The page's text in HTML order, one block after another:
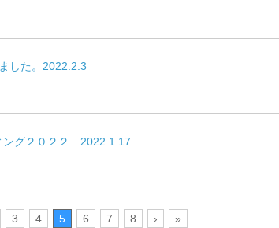
した。2022.2.3
ング２０２２ 2022.1.17
3 4 5 6 7 8 › »